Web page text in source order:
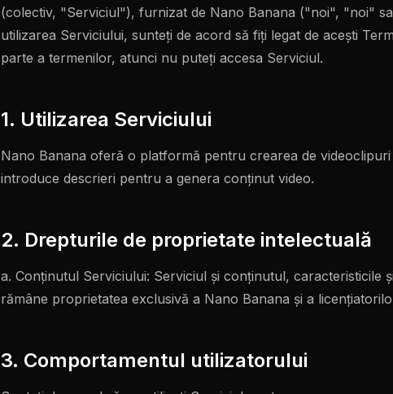
(colectiv, "Serviciul"), furnizat de Nano Banana ("noi", "noi"
utilizarea Serviciului, sunteți de acord să fiți legat de acești
parte a termenilor, atunci nu puteți accesa Serviciul.
1. Utilizarea Serviciului
Nano Banana oferă o platformă pentru crearea de
introduce descrieri pentru a genera conținut video.
2. Drepturile de proprietate intelectuală
a. Conținutul Serviciului: Serviciul și conținutul, caracteristicile
rămâne proprietatea exclusivă a Nano Banana și a
3. Comportamentul utilizatorului